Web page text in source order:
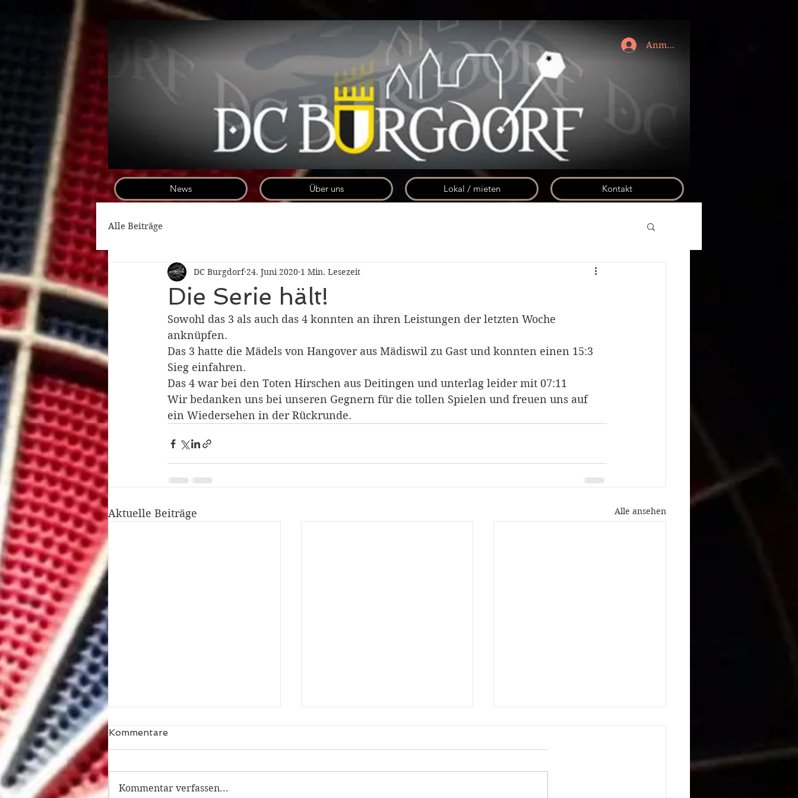
Anmelden
News Über uns Lokal / mieten Kontakt
Alle Beiträge
Die Serie hält!
DC Burgdorf 24. Juni 2020 1 Min. Lesezeit
Sowohl das 3 als auch das 4 konnten an ihren Leistungen der letzten Woche
anknüpfen.
Das 3 hatte die Mädels von Hangover aus Mädiswil zu Gast und konnten einen 15:3
Sieg einfahren.
Das 4 war bei den Toten Hirschen aus Deitingen und unterlag leider mit 07:11
Wir bedanken uns bei unseren Gegnern für die tollen Spielen und freuen uns auf
ein Wiedersehen in der Rückrunde.
Aktuelle Beiträge Alle ansehen
Kommentare
Kommentar verfassen...